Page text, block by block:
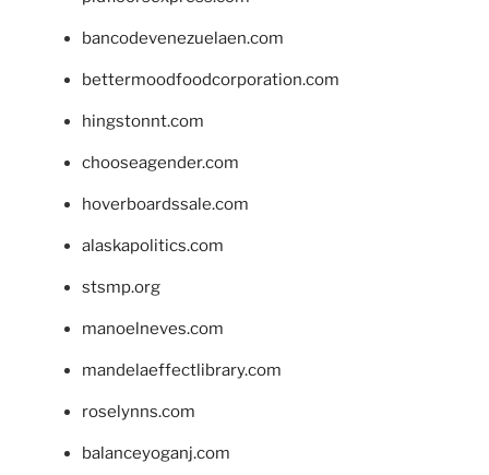
bancodevenezuelaen.com
bettermoodfoodcorporation.com
hingstonnt.com
chooseagender.com
hoverboardssale.com
alaskapolitics.com
stsmp.org
manoelneves.com
mandelaeffectlibrary.com
roselynns.com
balanceyoganj.com